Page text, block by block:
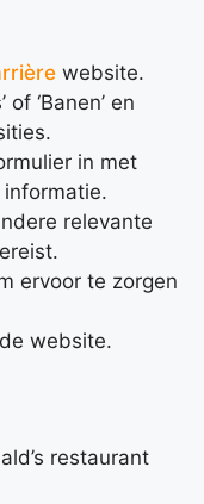
website.
‘Banen’ en
in met
relevante
ervoor te zorgen
website.
restaurant